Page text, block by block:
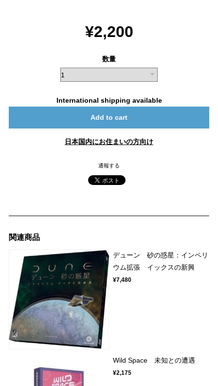
¥2,200
数量
International shipping available
Add to cart
日本国内にお住まいの方向け
通報する
関連商品
デューン 砂の惑星：インペリ
ウム拡張 イックスの新興
¥7,480
Wild Space 未知との遭遇
¥2,175